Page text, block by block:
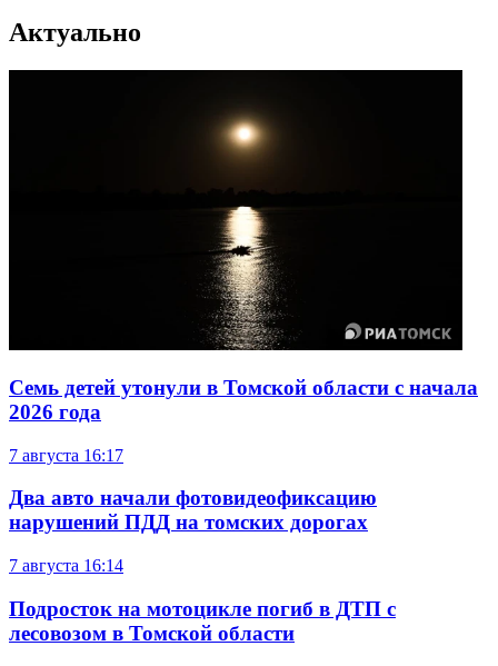
Актуально
Семь детей утонули в Томской области с начала
2026 года
7 августа 16:17
Два авто начали фотовидеофиксацию
нарушений ПДД на томских дорогах
7 августа 16:14
Подросток на мотоцикле погиб в ДТП с
лесовозом в Томской области